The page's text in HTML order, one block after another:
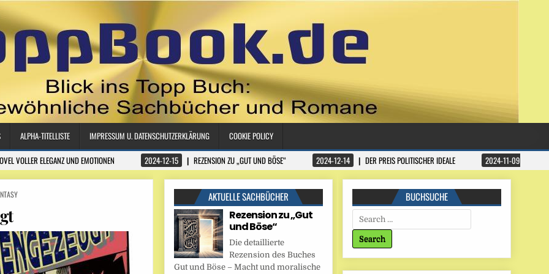
ALPHA-TITELLISTE IMPRESSUM U. DATENSCHUTZERKLÄRUNG
COOKIE POLICY
VOLLER ELEGANZ UND EMOTIONEN 2024-12-15 REZENSION ZU „GUT UND BÖSE“ 2024-12-14 DER PREIS POLITISCHER IDEALE 2024-11-09
AKTUELLE SACHBÜCHER
Rezension zu „Gut
und Böse“
Die detaillierte
Rezension des Buches
Gut und Böse – Macht und moralische
BUCHSUCHE
Search for: